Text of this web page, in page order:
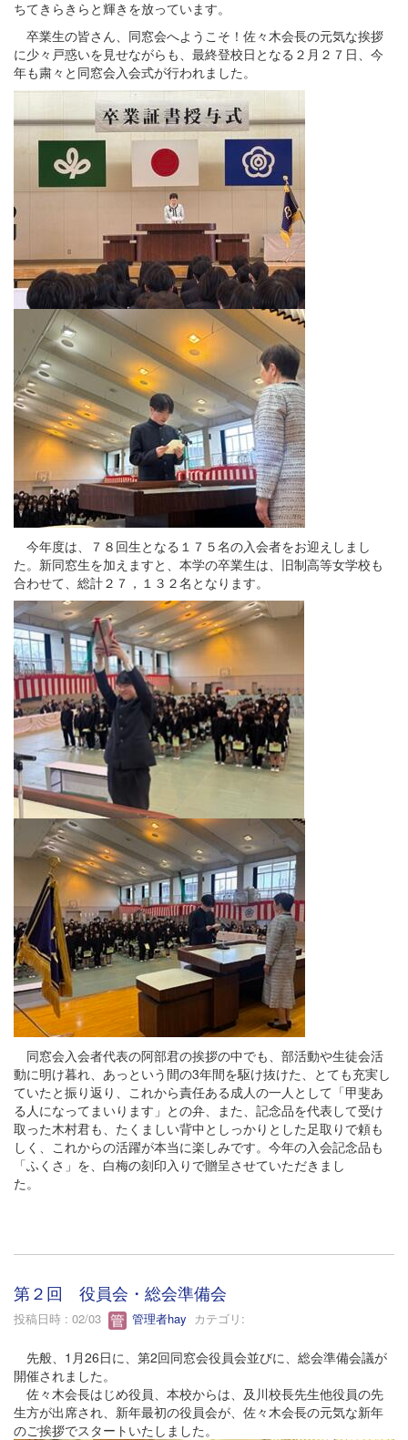
ちてきらきらと輝きを放っています。
卒業生の皆さん、同窓会へようこそ！佐々木会長の元気な挨拶
に少々戸惑いを見せながらも、最終登校日となる２月２７日、今
年も粛々と同窓会入会式が行われました。
今年度は、７８回生となる１７５名の入会者をお迎えしまし
た。新同窓生を加えますと、本学の卒業生は、旧制高等女学校も
合わせて、総計２７，１３２名となります。
同窓会入会者代表の阿部君の挨拶の中でも、部活動や生徒会活
動に明け暮れ、あっという間の3年間を駆け抜けた、とても充実し
ていたと振り返り、これから責任ある成人の一人として「甲斐あ
る人になってまいります」との弁、また、記念品を代表して受け
取った木村君も、たくましい背中としっかりとした足取りで頼も
しく、これからの活躍が本当に楽しみです。今年の入会記念品も
「ふくさ」を、白梅の刻印入りで贈呈させていただきまし
た。
第２回 役員会・総会準備会
投稿日時 : 02/03 管理者hay カテゴリ:
先般、1月26日に、第2回同窓会役員会並びに、総会準備会議が
開催されました。
佐々木会長はじめ役員、本校からは、及川校長先生他役員の先
生方が出席され、新年最初の役員会が、佐々木会長の元気な新年
のご挨拶でスタートいたしました。